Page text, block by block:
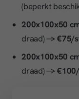
(beperkt
200x100x50
draad) →€75/
200x100x50
draad) →